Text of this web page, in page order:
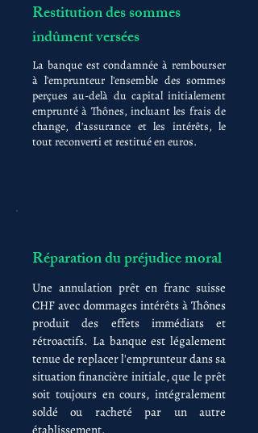
Restitution des sommes
indûment versées
La banque est condamnée à rembourser
à l'emprunteur l'ensemble des sommes
perçues au-delà du capital initialement
emprunté à Thônes, incluant les frais de
change, d'assurance et les intérêts, le
tout reconverti et restitué en euros.
Réparation du préjudice moral
Une annulation prêt en franc suisse
CHF avec dommages intérêts à Thônes
produit des effets immédiats et
rétroactifs. La banque est légalement
tenue de replacer l'emprunteur dans sa
situation financière initiale, que le prêt
soit toujours en cours, intégralement
soldé ou racheté par un autre
établissement.